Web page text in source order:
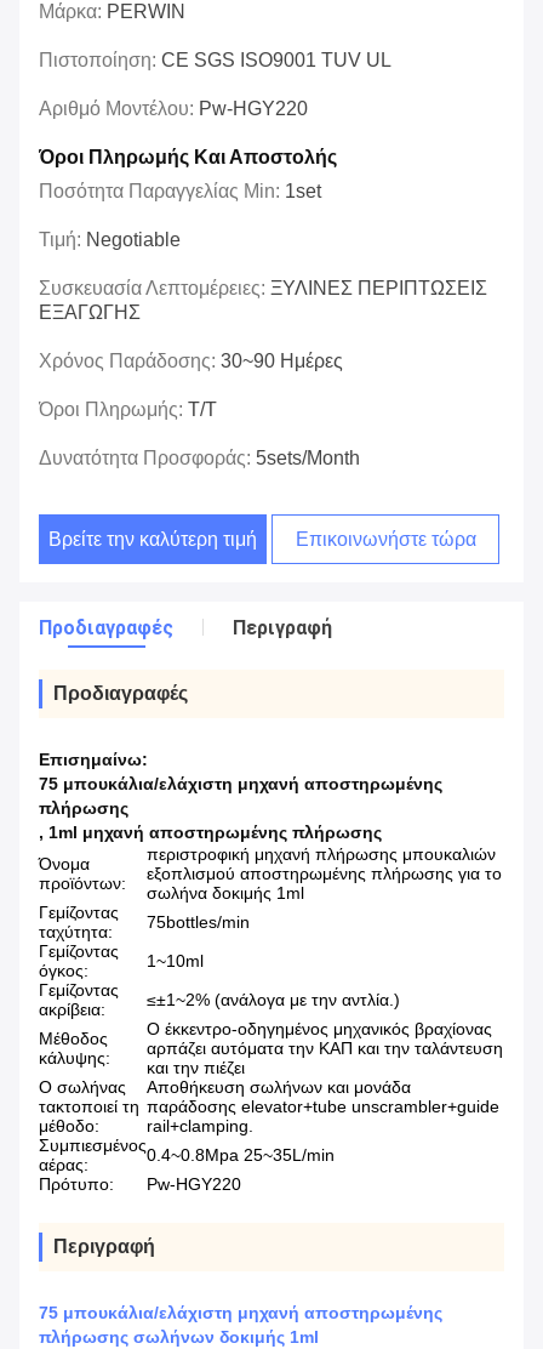
Μάρκα: PERWIN
Πιστοποίηση: CE SGS ISO9001 TUV UL
Αριθμό Μοντέλου: Pw-HGY220
Όροι Πληρωμής Και Αποστολής
Ποσότητα Παραγγελίας Min: 1set
Τιμή: Negotiable
Συσκευασία Λεπτομέρειες: ΞΥΛΙΝΕΣ ΠΕΡΙΠΤΩΣΕΙΣ
ΕΞΑΓΩΓΗΣ
Χρόνος Παράδοσης: 30~90 Ημέρες
Όροι Πληρωμής: T/T
Δυνατότητα Προσφοράς: 5sets/month
Βρείτε την καλύτερη τιμή Επικοινωνήστε τώρα
Προδιαγραφές Περιγραφή
Προδιαγραφές
Επισημαίνω:
75 μπουκάλια/ελάχιστη μηχανή αποστηρωμένης
πλήρωσης
, 1ml μηχανή αποστηρωμένης πλήρωσης
Όνομα
προϊόντων:
περιστροφική μηχανή πλήρωσης μπουκαλιών
εξοπλισμού αποστηρωμένης πλήρωσης για το
σωλήνα δοκιμής 1ml
Γεμίζοντας
ταχύτητα:
75bottles/min
Γεμίζοντας
όγκος:
1~10ml
Γεμίζοντας
ακρίβεια:
≤±1~2% (ανάλογα με την αντλία.)
Μέθοδος
κάλυψης:
Ο έκκεντρο-οδηγημένος μηχανικός βραχίονας
αρπάζει αυτόματα την ΚΑΠ και την ταλάντευση
και την πιέζει
Ο σωλήνας
τακτοποιεί τη
μέθοδο:
Αποθήκευση σωλήνων και μονάδα
παράδοσης elevator+tube unscrambler+guide
rail+clamping.
Συμπιεσμένος
αέρας:
0.4~0.8Mpa 25~35L/min
Πρότυπο:
Pw-HGY220
Περιγραφή
75 μπουκάλια/ελάχιστη μηχανή αποστηρωμένης
πλήρωσης σωλήνων δοκιμής 1ml